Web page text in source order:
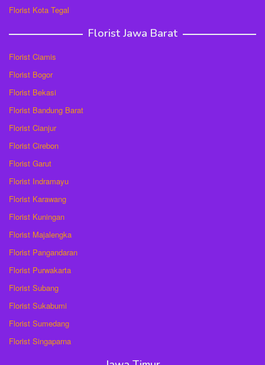
Florist Kota Tegal
Florist Jawa Barat
Florist Ciamis
Florist Bogor
Florist Bekasi
Florist Bandung Barat
Florist Cianjur
Florist Cirebon
Florist Garut
Florist Indramayu
Florist Karawang
Florist Kuningan
Florist Majalengka
Florist Pangandaran
Florist Purwakarta
Florist Subang
Florist Sukabumi
Florist Sumedang
Florist Singaparna